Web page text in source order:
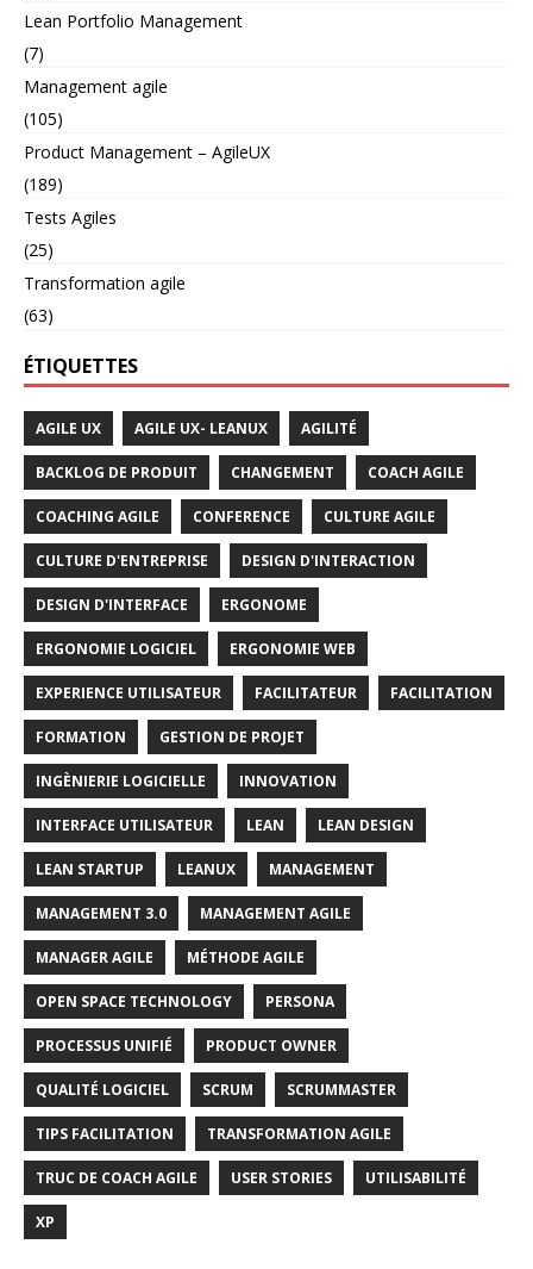
Lean Portfolio Management
(7)
Management agile
(105)
Product Management – AgileUX
(189)
Tests Agiles
(25)
Transformation agile
(63)
ÉTIQUETTES
AGILE UX AGILE UX- LEANUX AGILITÉ
BACKLOG DE PRODUIT CHANGEMENT COACH AGILE
COACHING AGILE CONFERENCE CULTURE AGILE
CULTURE D'ENTREPRISE DESIGN D'INTERACTION
DESIGN D'INTERFACE ERGONOME
ERGONOMIE LOGICIEL ERGONOMIE WEB
EXPERIENCE UTILISATEUR FACILITATEUR FACILITATION
FORMATION GESTION DE PROJET
INGÈNIERIE LOGICIELLE INNOVATION
INTERFACE UTILISATEUR LEAN LEAN DESIGN
LEAN STARTUP LEANUX MANAGEMENT
MANAGEMENT 3.0 MANAGEMENT AGILE
MANAGER AGILE MÉTHODE AGILE
OPEN SPACE TECHNOLOGY PERSONA
PROCESSUS UNIFIÉ PRODUCT OWNER
QUALITÉ LOGICIEL SCRUM SCRUMMASTER
TIPS FACILITATION TRANSFORMATION AGILE
TRUC DE COACH AGILE USER STORIES UTILISABILITÉ
XP